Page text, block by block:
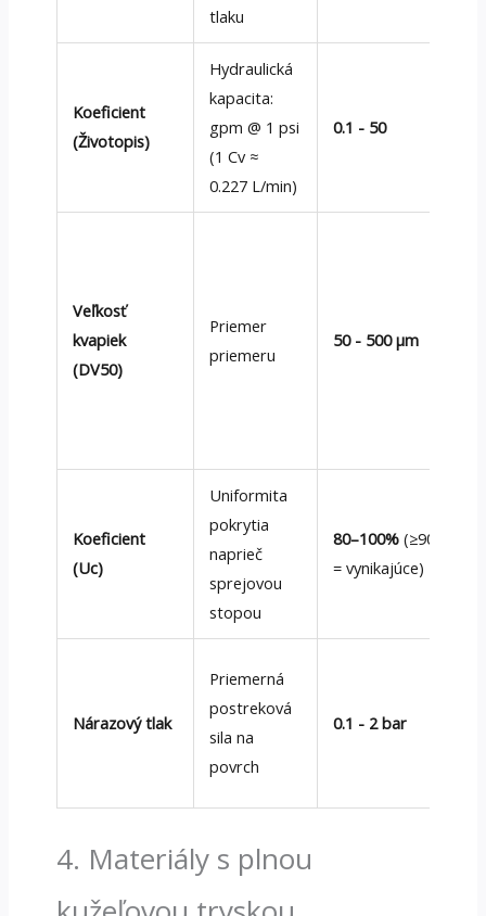
tlaku
Koeficient
(Životopis)
Hydraulická
kapacita:
gpm @ 1 psi
(1 Cv ≈
0.227 L/min)
0.1 - 50
Veľkosť
kvapiek
(DV50)
Priemer
priemeru
50 - 500 μm
Koeficient
(Uc)
Uniformita
pokrytia
naprieč
sprejovou
stopou
80–100% (≥90%
= vynikajúce)
Nárazový tlak
Priemerná
postreková
sila na
povrch
0.1 - 2 bar
4. Materiály s plnou